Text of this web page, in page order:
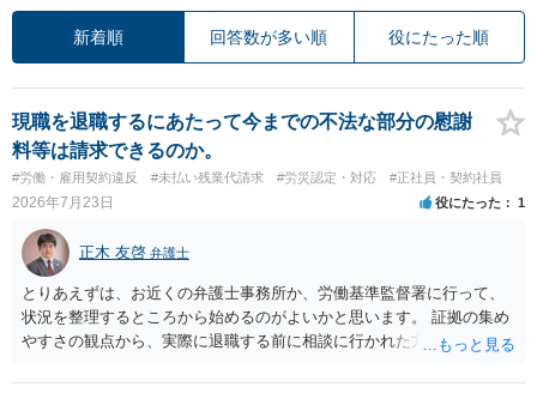
新着順 回答数が多い順 役にたった順
現職を退職するにあたって今までの不法な部分の慰謝
料等は請求できるのか。
#労働・雇用契約違反 #未払い残業代請求 #労災認定・対応 #正社員・契約社員
2026年7月23日 役にたった 1
正木 友啓 弁護士
とりあえずは、お近くの弁護士事務所か、労働基準監督署に行って、
状況を整理するところから始めるのがよいかと思います。 証拠の集め
やすさの観点から、実際に退職する前に相談に行かれた方がよいかと